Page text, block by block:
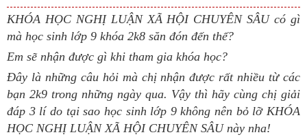
KHÓA HỌC NGHỊ LUẬN XÃ HỘI CHUYÊN SÂU có gì
mà học sinh lớp 9 khóa 2k8 săn đón đến thế?
Em sẽ nhận được gì khi tham gia khóa học?
Đây là những câu hỏi mà chị nhận được rất nhiều từ các
bạn 2k9 trong những ngày qua. Vậy thì hãy cùng chị giải
đáp 3 lí do tại sao học sinh lớp 9 không nên bỏ lỡ KHÓA
HỌC NGHỊ LUẬN XÃ HỘI CHUYÊN SÂU này nha!